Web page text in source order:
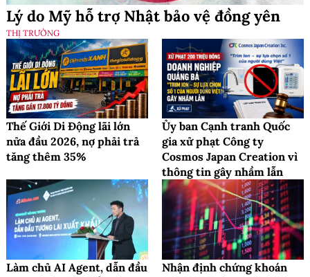
Lý do Mỹ hỗ trợ Nhật bảo vệ đồng yên
THỊ TRƯỜNG
Thế Giới Di Động lãi lớn
nửa đầu 2026, nợ phải trả
tăng thêm 35%
Ủy ban Cạnh tranh Quốc
gia xử phạt Công ty
Cosmos Japan Creation vì
thông tin gây nhầm lẫn
Làm chủ AI Agent, dẫn đầu
Nhận định chứng khoán